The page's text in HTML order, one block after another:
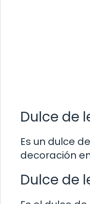
Dulce de
Es un dulce
decoración
Dulce de